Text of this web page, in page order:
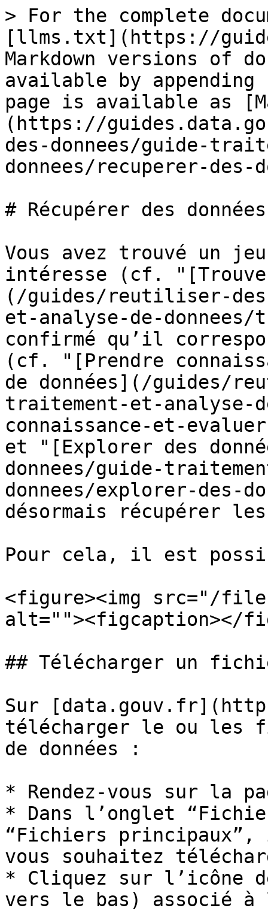
> For the complete
[llms.txt](https://
Markdown versions of
available by
page is available as
(https://
des-donnees/guide-
donnees/recuperer-des-
# Récupérer des données
Vous avez trouvé un
intéresse (cf.
(/guides/reutiliser-
et-analyse-de-
confirmé qu’il
(cf. "[Prendre
de données](/guides/
traitement-et-analyse-
connaissance-et-
et "[Explorer des
donnees/guide-
donnees/explorer-des-
désormais récupérer
Pour cela, il est
<figure><img src="/files/
alt=""><figcaption></
## Télécharger un
Sur
télécharger le ou les
de données :
* Rendez-vous sur la
* Dans l’onglet
“Fichiers
vous souhaitez
* Cliquez sur l’icône
vers le bas) associé à